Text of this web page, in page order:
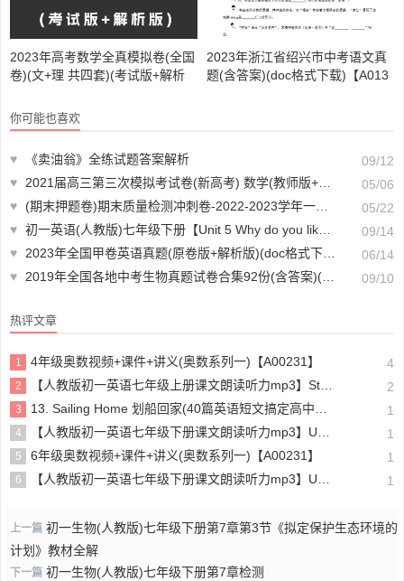
2023年高考数学全真模拟卷(全国
卷)(文+理 共四套)(考试版+解析
2023年浙江省绍兴市中考语文真
题(含答案)(doc格式下载)【A013
你可能也喜欢
♥ 《卖油翁》全练试题答案解析
09/12
♥ 2021届高三第三次模拟考试卷(新高考) 数学(教师版+学生版 共4套)(doc格式下载)【A01794】
05/06
♥
(期末押题卷)期末质量检测冲刺卷-2022-2023学年一年级下册数学期末高频易错题(人教版 含答案共3套)【A01670】
05/22
♥ 初一英语(人教版)七年级下册【Unit 5 Why do you like pandas?】思维导图及教材练习答案解析
09/14
♥ 2023年全国甲卷英语真题(原卷版+解析版)(doc格式下载)【A01508】
06/14
♥ 2019年全国各地中考生物真题试卷合集92份(含答案)(doc格式下载)【A00933】 09/10
热评文章
1 4年级奥数视频+课件+讲义(奥数系列一)【A00231】 4
2 【人教版初一英语七年级上册课文朗读听力mp3】Starter unit 1 Good morning! 2
3 13. Sailing Home 划船回家(40篇英语短文搞定高中高考3500个单词) 1
4 【人教版初一英语七年级下册课文朗读听力mp3】Unit 4 1
5 6年级奥数视频+课件+讲义(奥数系列一)【A00231】 1
6 【人教版初一英语七年级下册课文朗读听力mp3】Unit 6 1
上一篇 初一生物(人教版)七年级下册第7章第3节《拟定保护生态环境的
计划》教材全解
下一篇 初一生物(人教版)七年级下册第7章检测